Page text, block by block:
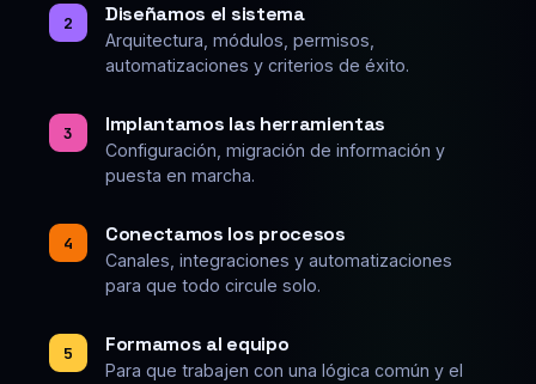
2 Diseñamos el sistema
Arquitectura, módulos, permisos,
automatizaciones y criterios de éxito.
3 Implantamos las herramientas
Configuración, migración de información y
puesta en marcha.
4 Conectamos los procesos
Canales, integraciones y automatizaciones
para que todo circule solo.
5 Formamos al equipo
Para que trabajen con una lógica común y el